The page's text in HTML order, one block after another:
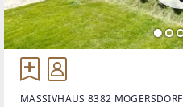
MASSIVHAUS 8382 MOGERSDORF